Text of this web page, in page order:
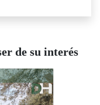
de su interés
€